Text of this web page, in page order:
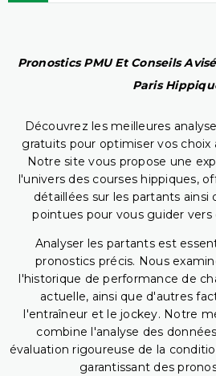
Pronostics PMU Et Conseils
Paris
Découvrez les meilleures
gratuits pour optimiser vos choix
Notre site vous propose une
l'univers des courses hippiques,
détaillées sur les partants ainsi
pointues pour vous guider vers
Analyser les partants est
pronostics précis. Nous
l'historique de performance de
actuelle, ainsi que d'autres
l'entraîneur et le jockey. Notre
combine l'analyse des
évaluation rigoureuse de la
garantissant des